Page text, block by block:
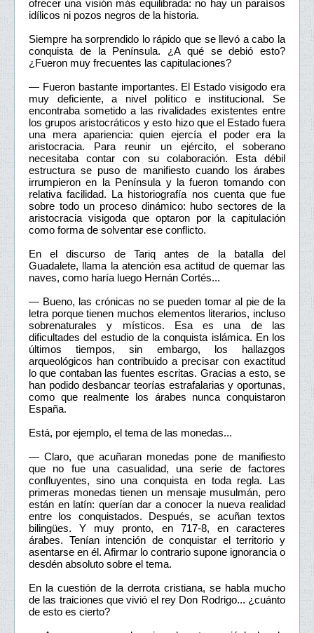
ofrecer una visión más equilibrada: no hay un paraísos
idílicos ni pozos negros de la historia.
Siempre ha sorprendido lo rápido que se llevó a cabo la
conquista de la Península. ¿A qué se debió esto?
¿Fueron muy frecuentes las capitulaciones?
— Fueron bastante importantes. El Estado visigodo era
muy deficiente, a nivel político e institucional. Se
encontraba sometido a las rivalidades existentes entre
los grupos aristocráticos y esto hizo que el Estado fuera
una mera apariencia: quien ejercía el poder era la
aristocracia. Para reunir un ejército, el soberano
necesitaba contar con su colaboración. Esta débil
estructura se puso de manifiesto cuando los árabes
irrumpieron en la Península y la fueron tomando con
relativa facilidad. La historiografía nos cuenta que fue
sobre todo un proceso dinámico: hubo sectores de la
aristocracia visigoda que optaron por la capitulación
como forma de solventar ese conflicto.
En el discurso de Tariq antes de la batalla del
Guadalete, llama la atención esa actitud de quemar las
naves, como haría luego Hernán Cortés...
— Bueno, las crónicas no se pueden tomar al pie de la
letra porque tienen muchos elementos literarios, incluso
sobrenaturales y místicos. Esa es una de las
dificultades del estudio de la conquista islámica. En los
últimos tiempos, sin embargo, los hallazgos
arqueológicos han contribuido a precisar con exactitud
lo que contaban las fuentes escritas. Gracias a esto, se
han podido desbancar teorías estrafalarias y oportunas,
como que realmente los árabes nunca conquistaron
España.
Está, por ejemplo, el tema de las monedas...
— Claro, que acuñaran monedas pone de manifiesto
que no fue una casualidad, una serie de factores
confluyentes, sino una conquista en toda regla. Las
primeras monedas tienen un mensaje musulmán, pero
están en latín: querían dar a conocer la nueva realidad
entre los conquistados. Después, se acuñan textos
bilingües. Y muy pronto, en 717-8, en caracteres
árabes. Tenían intención de conquistar el territorio y
asentarse en él. Afirmar lo contrario supone ignorancia o
desdén absoluto sobre el tema.
En la cuestión de la derrota cristiana, se habla mucho
de las traiciones que vivió el rey Don Rodrigo... ¿cuánto
de esto es cierto?